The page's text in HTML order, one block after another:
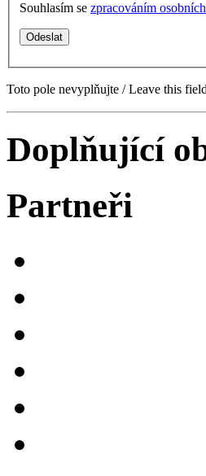
Souhlasím se zpracováním
Toto pole nevyplňujte / Leave this
Doplňující
Partneři